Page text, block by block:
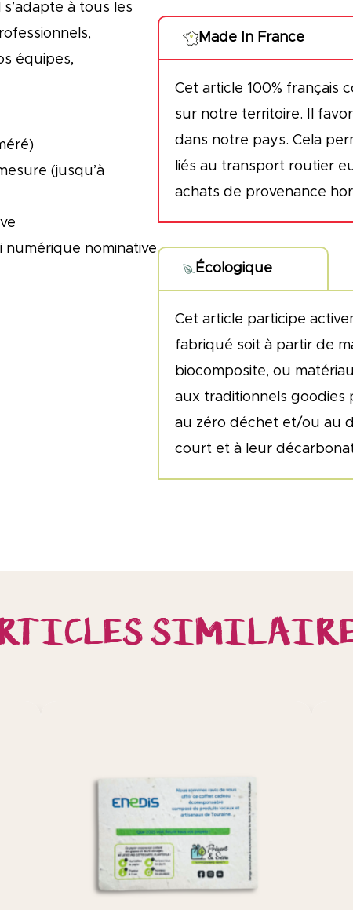
à tous les
équipes,
(jusqu’à
nominative
sur-
mesure
Made In France
Cet article 100% français
sur notre territoire. Il
dans notre pays. Cela
liés au transport routier
achats de provenance
Écologique
Cet article participe
fabriqué soit à partir de
biocomposite, ou
aux traditionnels goodies
au zéro déchet et/ou au
court et à leur